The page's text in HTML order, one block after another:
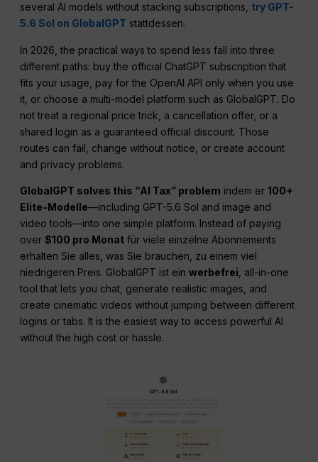
several AI models without stacking subscriptions, try GPT-
5.6 Sol on GlobalGPT stattdessen.
In 2026, the practical ways to spend less fall into three
different paths: buy the official ChatGPT subscription that
fits your usage, pay for the OpenAI API only when you use
it, or choose a multi-model platform such as GlobalGPT. Do
not treat a regional price trick, a cancellation offer, or a
shared login as a guaranteed official discount. Those
routes can fail, change without notice, or create account
and privacy problems.
GlobalGPT solves this “AI Tax” problem indem er100+
Elite-Modelle—including GPT-5.6 Sol and image and
video tools—into one simple platform. Instead of paying
over$100 pro Monat für viele einzelne Abonnements
erhalten Sie alles, was Sie brauchen, zu einem viel
niedrigeren Preis. GlobalGPT ist einwerbefrei , all-in-one
tool that lets you chat, generate realistic images, and
create cinematic videos without jumping between different
logins or tabs. It is the easiest way to access powerful AI
without the high cost or hassle.